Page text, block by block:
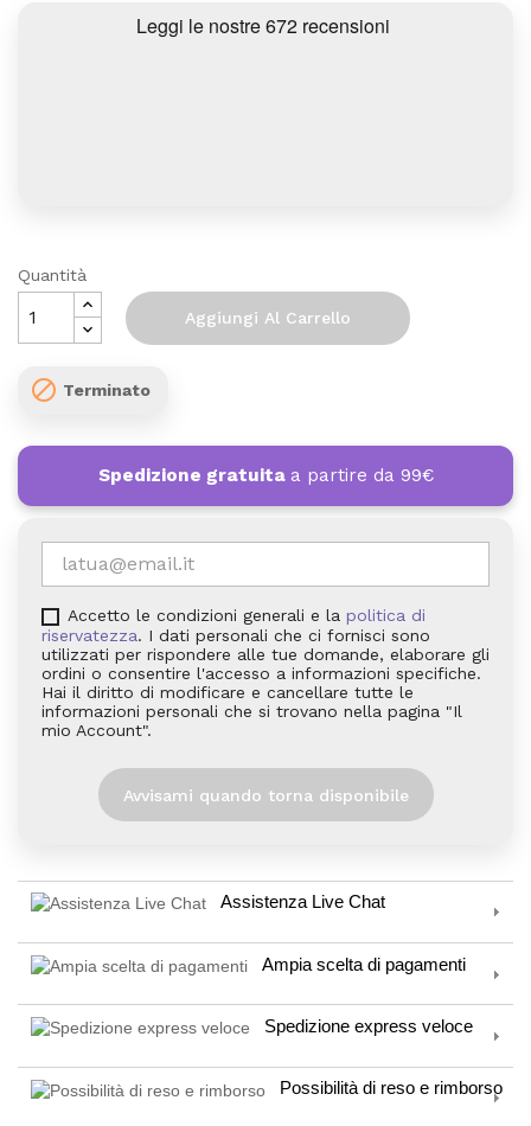
Quantità
Aggiungi Al Carrello
 Terminato
Spedizione gratuita a partire da 99€
Accetto le condizioni generali e la politica di
riservatezza. I dati personali che ci fornisci sono
utilizzati per rispondere alle tue domande, elaborare gli
ordini o consentire l'accesso a informazioni specifiche.
Hai il diritto di modificare e cancellare tutte le
informazioni personali che si trovano nella pagina "Il
mio Account".
Avvisami quando torna disponibile
Assistenza Live Chat
Ampia scelta di pagamenti
Spedizione express veloce
Possibilità di reso e rimborso